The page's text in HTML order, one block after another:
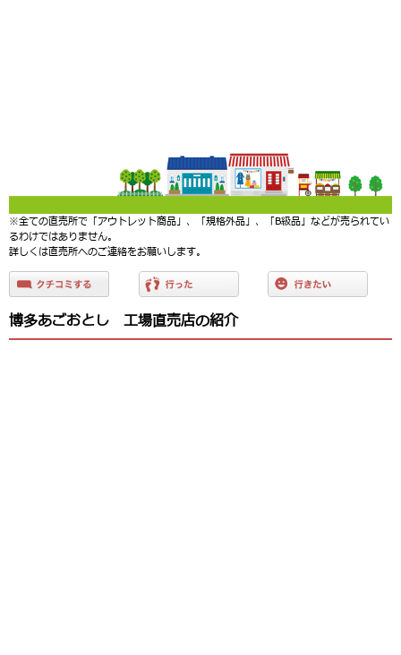
※全ての直売所で「アウトレット商品」、「規格外品」、「B級品」などが売られてい
るわけではありません。
詳しくは直売所へのご連絡をお願いします。
博多あごおとし 工場直売店の紹介